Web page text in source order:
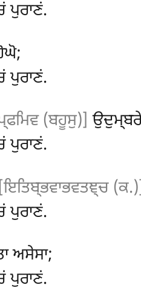
ਪੁਰਾਣਂ.
ਪੁਰਾਣਂ.
(ਬਹੂਸੁ)]
ਪੁਰਾਣਂ.
[ਇਤਿਬ੍ਭਵਾਭਵਤਞ੍ਚ
ਪੁਰਾਣਂ.
ਅਸੇਸਾ;
ਪੁਰਾਣਂ.